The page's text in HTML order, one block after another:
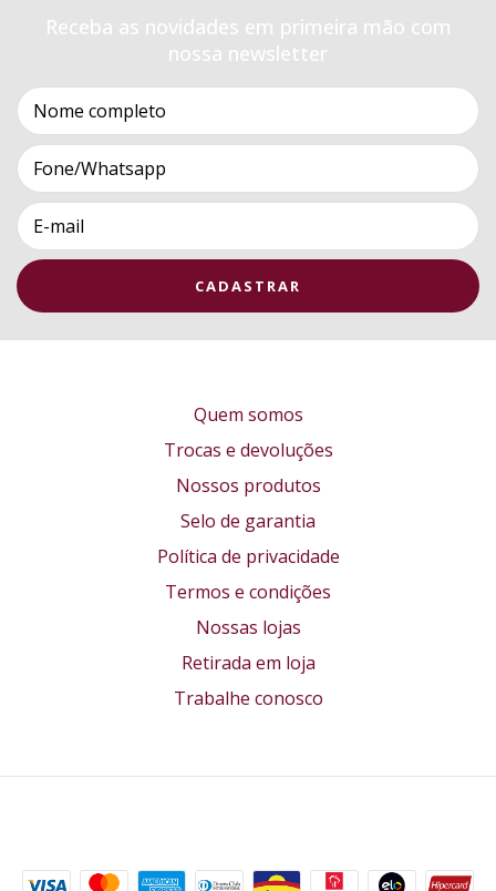
Receba as novidades em primeira mão com
nossa newsletter
Quem somos
Trocas e devoluções
Nossos produtos
Selo de garantia
Política de privacidade
Termos e condições
Nossas lojas
Retirada em loja
Trabalhe conosco